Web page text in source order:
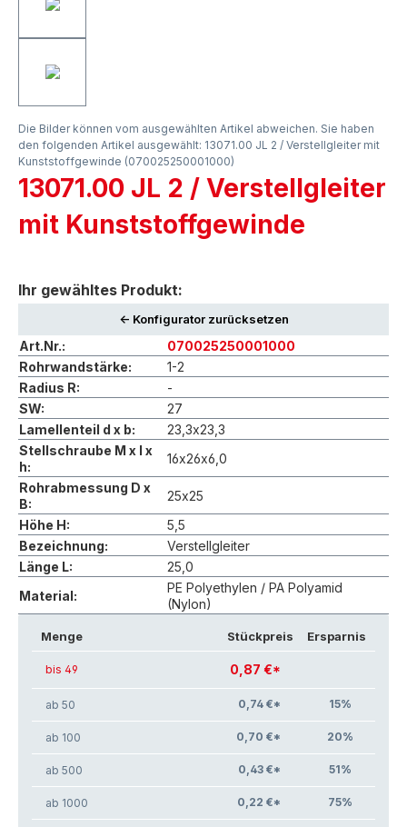
Die Bilder können vom ausgewählten Artikel abweichen. Sie haben
den folgenden Artikel ausgewählt: 13071.00 JL 2 / Verstellgleiter mit
Kunststoffgewinde (070025250001000)
13071.00 JL 2 / Verstellgleiter
mit Kunststoffgewinde
Ihr gewähltes Produkt:
<- Konfigurator zurücksetzen
Art.Nr.:
070025250001000
Rohrwandstärke:
1-2
Radius R:
-
SW:
27
Lamellenteil d x b:
23,3x23,3
Stellschraube M x l x
h:
16x26x6,0
Rohrabmessung D x
B:
25x25
Höhe H:
5,5
Bezeichnung:
Verstellgleiter
Länge L:
25,0
Material:
PE Polyethylen / PA Polyamid
(Nylon)
Menge Stückpreis Ersparnis
bis 49 0,87 €*
ab 50 0,74 €* 15%
ab 100 0,70 €* 20%
ab 500 0,43 €* 51%
ab 1000 0,22 €* 75%